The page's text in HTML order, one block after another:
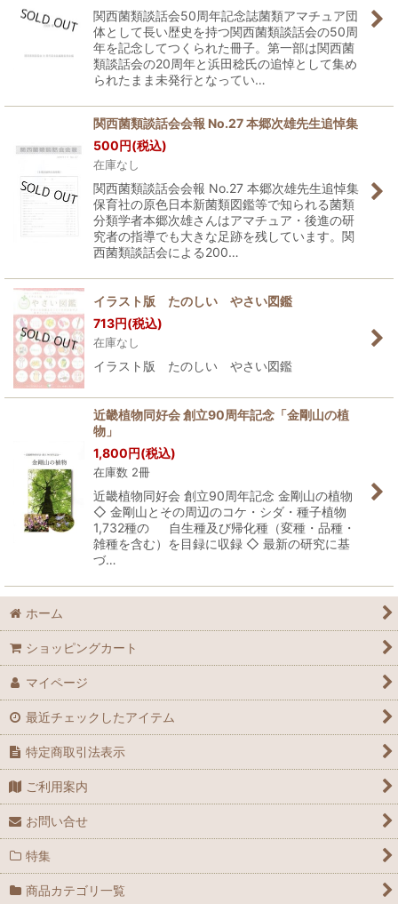
関西菌類談話会50周年記念誌菌類アマチュア団
体として長い歴史を持つ関西菌類談話会の50周
年を記念してつくられた冊子。第一部は関西菌
類談話会の20周年と浜田稔氏の追悼として集め
られたまま未発行となってい…
関西菌類談話会会報 No.27 本郷次雄先生追悼集
500円(税込)
在庫なし
関西菌類談話会会報 No.27 本郷次雄先生追悼集
保育社の原色日本新菌類図鑑等で知られる菌類
分類学者本郷次雄さんはアマチュア・後進の研
究者の指導でも大きな足跡を残しています。関
西菌類談話会による200…
イラスト版 たのしい やさい図鑑
713円(税込)
在庫なし
イラスト版 たのしい やさい図鑑
近畿植物同好会 創立90周年記念「金剛山の植
物」
1,800円(税込)
在庫数 2冊
近畿植物同好会 創立90周年記念 金剛山の植物
◇ 金剛山とその周辺のコケ・シダ・種子植物
1,732種の 自生種及び帰化種（変種・品種・
雑種を含む）を目録に収録 ◇ 最新の研究に基
づ…
ホーム
ショッピングカート
マイページ
最近チェックしたアイテム
特定商取引法表示
ご利用案内
お問い合せ
特集
商品カテゴリ一覧